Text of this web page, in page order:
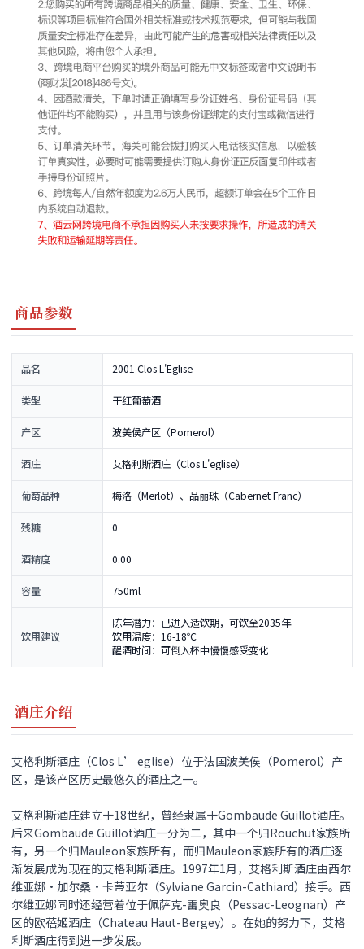
商品参数
品名 2001 Clos L'Eglise
类型 干红葡萄酒
产区 波美侯产区（Pomerol）
酒庄 艾格利斯酒庄（Clos L'eglise）
葡萄品种 梅洛（Merlot）、品丽珠（Cabernet Franc）
残糖 0
酒精度 0.00
容量 750ml
饮用建议
陈年潜力：已进入适饮期，可饮至2035年
饮用温度：16-18℃
醒酒时间：可倒入杯中慢慢感受变化
酒庄介绍
艾格利斯酒庄（Clos L’ eglise）位于法国波美侯（Pomerol）产
区，是该产区历史最悠久的酒庄之一。
艾格利斯酒庄建立于18世纪，曾经隶属于Gombaude Guillot酒庄。
后来Gombaude Guillot酒庄一分为二，其中一个归Rouchut家族所
有，另一个归Mauleon家族所有，而归Mauleon家族所有的酒庄逐
渐发展成为现在的艾格利斯酒庄。1997年1月，艾格利斯酒庄由西尔
维亚娜·加尔桑·卡蒂亚尔（Sylviane Garcin-Cathiard）接手。西
尔维亚娜同时还经营着位于佩萨克-雷奥良（Pessac-Leognan）产
区的欧蓓姬酒庄（Chateau Haut-Bergey）。在她的努力下，艾格
利斯酒庄得到进一步发展。